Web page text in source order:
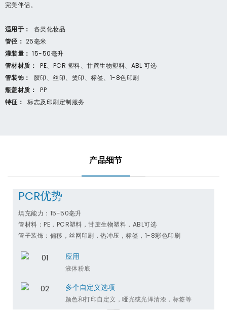
完美伴侣。
适用于：
各类化妆品
管径： 25毫米
灌装量：15-50毫升
管材材质：
PE、PCR 塑料、甘蔗生物塑料、ABL 可选
管装饰：
胶印、丝印、烫印、标签、1-8色印刷
瓶盖材质：
PP
特征：
标志及印刷定制服务
产品细节
PCR优势
填充能力：15-50毫升
管材料：PE，PCR塑料，甘蔗生物塑料，ABL可选
管子装饰：偏移，丝网印刷，热冲压，标签，1-8彩色印刷
应用
液体粉底
多个自定义选项
颜色和打印​​自定义，哑光或光泽清漆，标签等